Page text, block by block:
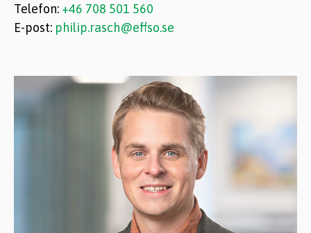
Telefon: +46 708 501 560
E-post: philip.rasch@effso.se